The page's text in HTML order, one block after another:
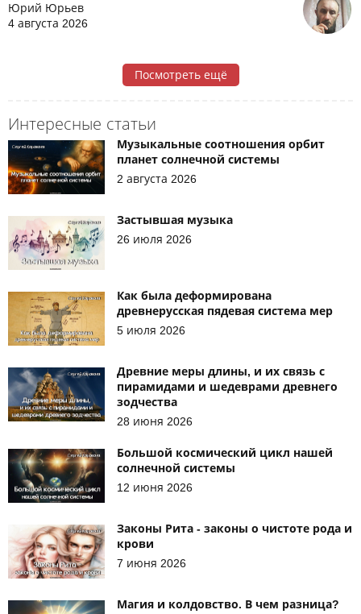
Юрий Юрьев
4 августа 2026
Посмотреть ещё
Интересные статьи
Музыкальные соотношения орбит
планет солнечной системы
2 августа 2026
Застывшая музыка
26 июля 2026
Как была деформирована
древнерусская пядевая система мер
5 июля 2026
Древние меры длины, и их связь с
пирамидами и шедеврами древнего
зодчества
28 июня 2026
Большой космический цикл нашей
солнечной системы
12 июня 2026
Законы Рита - законы о чистоте рода и
крови
7 июня 2026
Магия и колдовство. В чем разница?